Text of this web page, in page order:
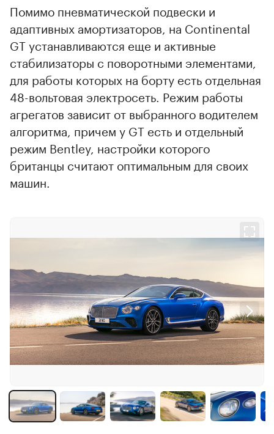
Помимо пневматической подвески и
адаптивных амортизаторов, на Continental
GT устанавливаются еще и активные
стабилизаторы с поворотными элементами,
для работы которых на борту есть отдельная
48-вольтовая электросеть. Режим работы
агрегатов зависит от выбранного водителем
алгоритма, причем у GT есть и отдельный
режим Bentley, настройки которого
британцы считают оптимальным для своих
машин.